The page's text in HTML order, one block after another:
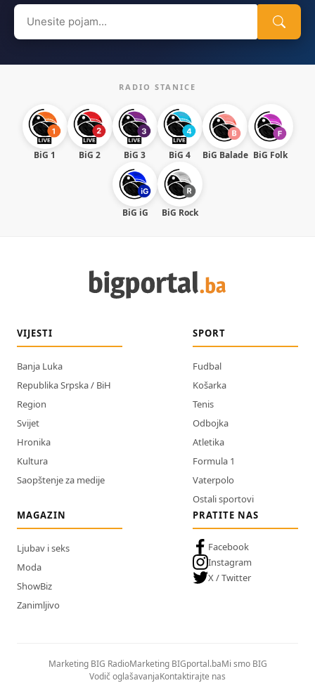
Search
for:
RADIO STANICE
BiG 1 BiG 2 BiG 3 BiG 4 BiG Balade BiG Folk
BiG iG BiG Rock
VIJESTI
Banja Luka
Republika Srpska / BiH
Region
Svijet
Hronika
Kultura
Saopštenje za medije
SPORT
Fudbal
Košarka
Tenis
Odbojka
Atletika
Formula 1
Vaterpolo
Ostali sportovi
MAGAZIN
Ljubav i seks
Moda
ShowBiz
Zanimljivo
PRATITE NAS
Facebook
Instagram
X / Twitter
Marketing BIG RadioMarketing BIGportal.baMi smo BIG
Vodič oglašavanjaKontaktirajte nas